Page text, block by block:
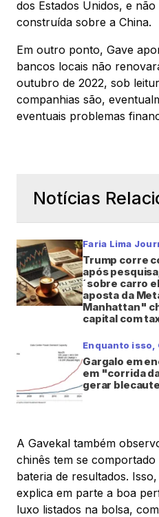
dos Estados Unidos, e
construída sobre a China.
Em outro ponto, Gave
bancos locais não
outubro de 2022, sob
companhias são,
eventuais problemas
Notícias
Faria Lima
Trump corre
após
´sobre carro
aposta da
Manhattan"
capital com
Enquanto
Gargalo em
em "corrida
gerar
A Gavekal também
chinês tem se
bateria de resultados.
explica em parte a boa
luxo listados na bolsa,